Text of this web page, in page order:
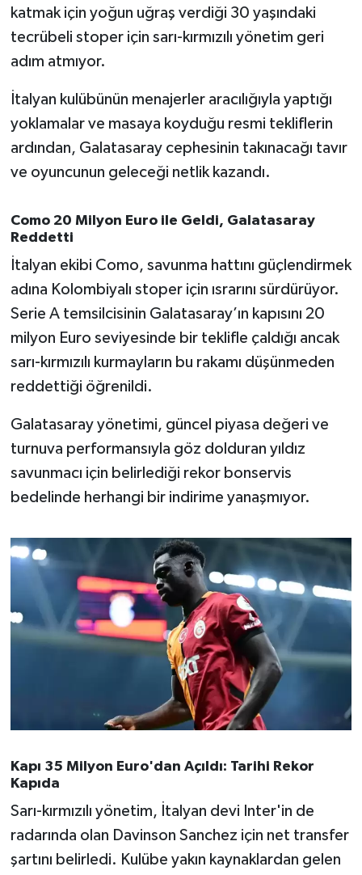
katmak için yoğun uğraş verdiği 30 yaşındaki
tecrübeli stoper için sarı-kırmızılı yönetim geri
adım atmıyor.
İtalyan kulübünün menajerler aracılığıyla yaptığı
yoklamalar ve masaya koyduğu resmi tekliflerin
ardından, Galatasaray cephesinin takınacağı tavır
ve oyuncunun geleceği netlik kazandı.
Como 20 Milyon Euro ile Geldi, Galatasaray
Reddetti
İtalyan ekibi Como, savunma hattını güçlendirmek
adına Kolombiyalı stoper için ısrarını sürdürüyor.
Serie A temsilcisinin Galatasaray’ın kapısını 20
milyon Euro seviyesinde bir teklifle çaldığı ancak
sarı-kırmızılı kurmayların bu rakamı düşünmeden
reddettiği öğrenildi.
Galatasaray yönetimi, güncel piyasa değeri ve
turnuva performansıyla göz dolduran yıldız
savunmacı için belirlediği rekor bonservis
bedelinde herhangi bir indirime yanaşmıyor.
Kapı 35 Milyon Euro'dan Açıldı: Tarihi Rekor
Kapıda
Sarı-kırmızılı yönetim, İtalyan devi Inter'in de
radarında olan Davinson Sanchez için net transfer
şartını belirledi. Kulübe yakın kaynaklardan gelen
KÜLTÜR-SANAT
MAGAZİN
MANŞET
Manyas
OLAY
OTOMOTİV
SAĞLIK
Savaştepe
SEYAHAT
SİYASET
Sındırgı
SPOR
Susurluk
TARİHTE BUGÜN
VİZYONDAKİLER
YAŞAM